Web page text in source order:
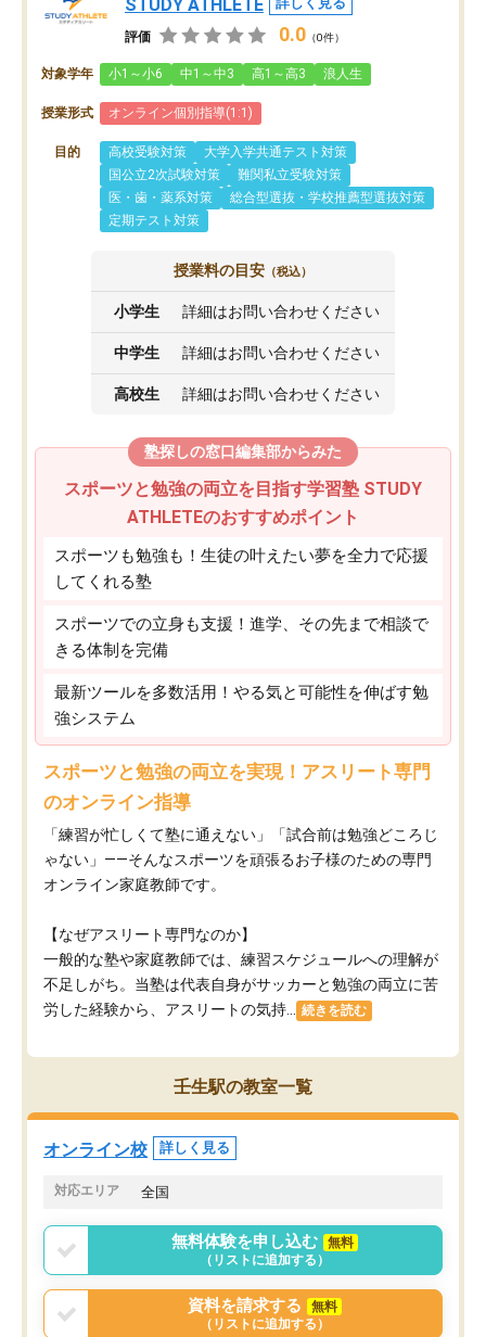
STUDY ATHLETE
評価 0.0 （0件）
対象学年 小1～小6 中1～中3 高1～高3 浪人生
授業形式 オンライン個別指導(1:1)
目的 高校受験対策
大学入学共通テスト対策
国公立2次試験対策
難関私立受験対策
医・歯・薬系対策
総合型選抜・学校推薦型選抜対策
定期テスト対策
授業料の目安 （税込）
小学生 詳細はお問い合わせください
中学生 詳細はお問い合わせください
高校生 詳細はお問い合わせください
塾探しの窓口編集部からみた
スポーツと勉強の両立を目指す学習塾 STUDY
ATHLETEのおすすめポイント
スポーツも勉強も！生徒の叶えたい夢を全力で応援
してくれる塾
スポーツでの立身も支援！進学、その先まで相談で
きる体制を完備
最新ツールを多数活用！やる気と可能性を伸ばす勉
強システム
スポーツと勉強の両立を実現！アスリート専門
のオンライン指導
「練習が忙しくて塾に通えない」「試合前は勉強どころじ
ゃない」——そんなスポーツを頑張るお子様のための専門
オンライン家庭教師です。
【なぜアスリート専門なのか】
一般的な塾や家庭教師では、練習スケジュールへの理解が
不足しがち。当塾は代表自身がサッカーと勉強の両立に苦
労した経験から、アスリートの気持...
続きを読む
壬生駅の教室一覧
オンライン校 詳しく見る
対応エリア 全国
無料体験を申し込む
無料
（リストに追加する）
資料を請求する
無料
（リストに追加する）